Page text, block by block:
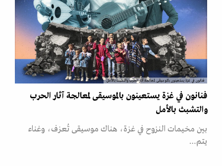
فنانون في غزة يستعينون بالموسيقى لمعالجة آثار الحرب والتشبث بالأمل
فنانون في غزة يستعينون بالموسيقى لمعالجة آثار الحرب
والتشبث بالأمل
بين مخيمات النزوح في غزة، هناك موسيقى تُعزف، وغناء
يتم…